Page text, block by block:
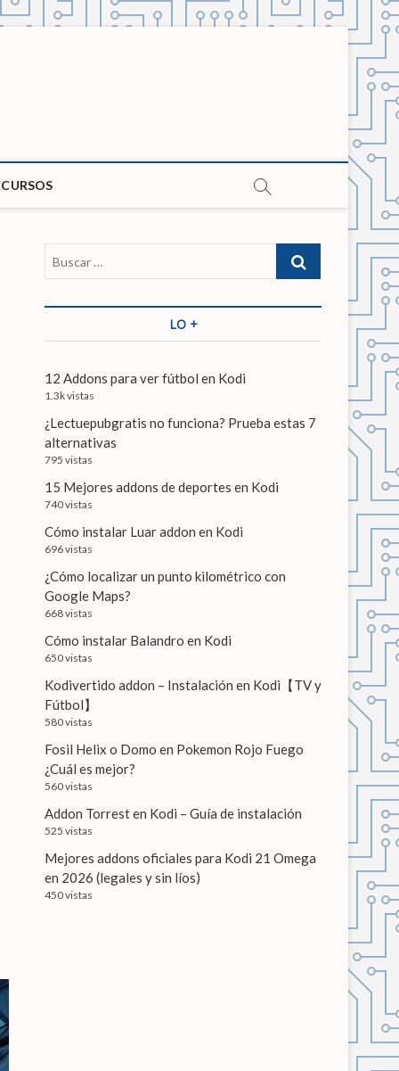
c
LO +
12 Addons para ver fútbol en Kodi
1.3k vistas
¿Lectuepubgratis no funciona? Prueba estas 7
alternativas
795 vistas
15 Mejores addons de deportes en Kodi
740 vistas
Cómo instalar Luar addon en Kodi
696 vistas
¿Cómo localizar un punto kilométrico con
Google Maps?
668 vistas
Cómo instalar Balandro en Kodi
650 vistas
Kodivertido addon – Instalación en Kodi【TV y
Fútbol】
580 vistas
Fosil Helix o Domo en Pokemon Rojo Fuego
¿Cuál es mejor?
560 vistas
Addon Torrest en Kodi – Guía de instalación
525 vistas
Mejores addons oficiales para Kodi 21 Omega
en 2026 (legales y sin líos)
450 vistas